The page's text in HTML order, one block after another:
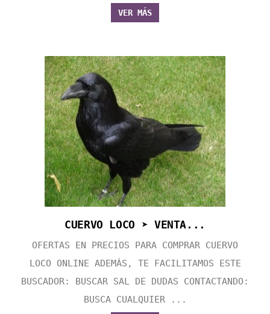
VER MÁS
CUERVO LOCO ➤ VENTA...
OFERTAS EN PRECIOS PARA COMPRAR CUERVO
LOCO ONLINE ADEMÁS, TE FACILITAMOS ESTE
BUSCADOR: BUSCAR SAL DE DUDAS CONTACTANDO:
BUSCA CUALQUIER ...